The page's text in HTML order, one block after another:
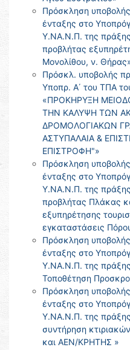
Πρόσκληση
ένταξης στο
Υ.ΝΑ.Ν.Π. της
προβλήτας
Μονολίθου, ν.
Πρόσκλ. υποβολής
Υποπρ. Α΄ του ΤΠΑ
«ΠΡΟΚΗΡΥΞΗ
ΤΗΝ ΚΑΛΥΨΗ ΤΩΝ
ΔΡΟΜΟΛΟΓΙΑΚΩΝ
ΑΣΤΥΠΑΛΑΙΑ &
ΕΠΙΣΤΡΟΦΗ"»
Πρόσκληση
ένταξης στο
Υ.ΝΑ.Ν.Π. της
προβλήτας Πλάκας
εξυπηρέτησης
εγκαταστάσεις
Πρόσκληση
ένταξης στο
Υ.ΝΑ.Ν.Π. της πράξης
Τοποθέτηση
Πρόσκληση
ένταξης στο
Υ.ΝΑ.Ν.Π. της πράξης
συντήρηση
και ΑΕΝ/ΚΡΗΤΗΣ »